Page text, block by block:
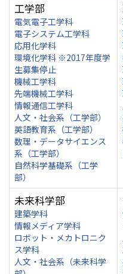
工学部
電気電子工学科
電子システム工学科
応用化学科
環境化学科 ※2017年度学
生募集停止
機械工学科
先端機械工学科
情報通信工学科
人文・社会系（工学部）
英語教育系（工学部）
数理・データサイエンス
系（工学部）
自然科学基礎系（工学
部）
未来科学部
建築学科
情報メディア学科
ロボット・メカトロニク
ス学科
人文・社会系（未来科学